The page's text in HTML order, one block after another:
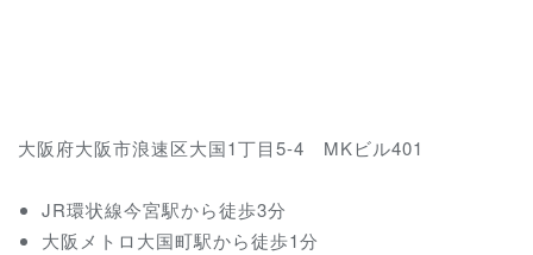
大阪府大阪市浪速区大国1丁目5-4 MKビル401
JR環状線今宮駅から徒歩3分
大阪メトロ大国町駅から徒歩1分